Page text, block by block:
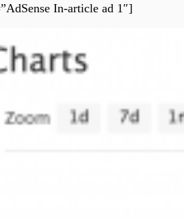
In-article ad 1″]